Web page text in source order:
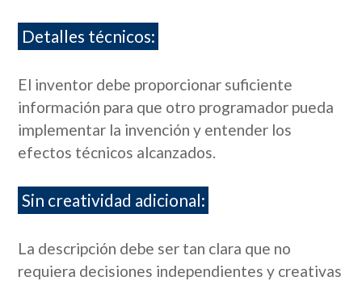
Detalles técnicos:
El inventor debe proporcionar suficiente
información para que otro programador pueda
implementar la invención y entender los
efectos técnicos alcanzados.
Sin creatividad adicional:
La descripción debe ser tan clara que no
requiera decisiones independientes y creativas